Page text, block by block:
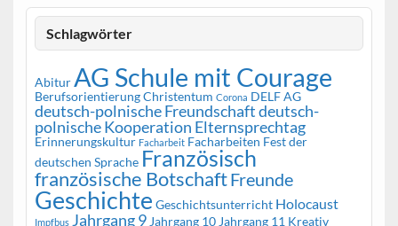
Schlagwörter
AbiturAG Schule mit Courage
BerufsorientierungChristentum Corona DELF AG
deutsch-polnische Freundschaftdeutsch-
polnische Kooperation Elternsprechtag
Erinnerungskultur Facharbeit Facharbeiten Fest der
deutschen Sprache Französisch
französische BotschaftFreunde
Geschichte Geschichtsunterricht Holocaust
Impfbus Jahrgang 9 Jahrgang 10 Jahrgang 11 Kreativ